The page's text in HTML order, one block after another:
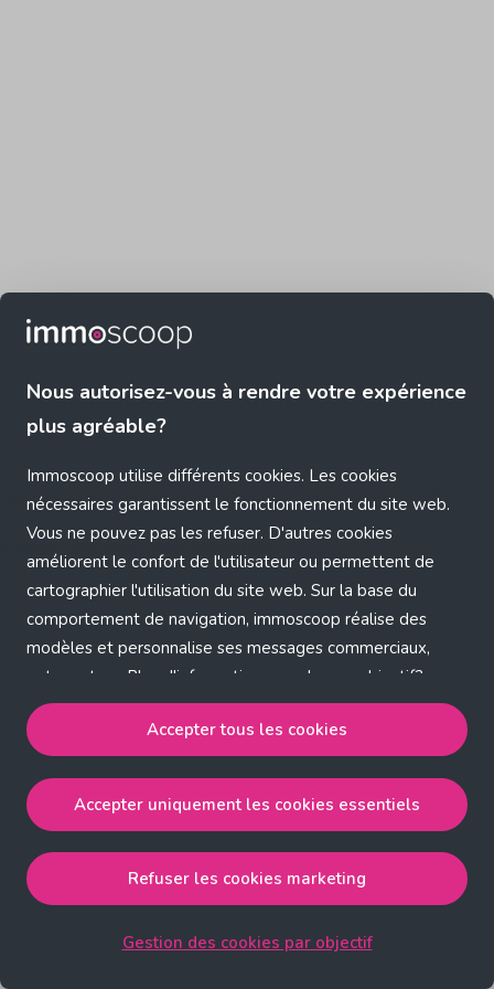
Nous autorisez-vous à rendre votre expérience
plus agréable?
Immoscoop utilise différents cookies. Les cookies
nécessaires garantissent le fonctionnement du site web.
Vous ne pouvez pas les refuser. D'autres cookies
améliorent le confort de l'utilisateur ou permettent de
cartographier l'utilisation du site web. Sur la base du
comportement de navigation, immoscoop réalise des
modèles et personnalise ses messages commerciaux,
entre autres. Plus d'informations sur chaque objectif?
Cliquez sur 'Gestion des cookies par objectif'.
Notre politique de cookies
Accepter tous les cookies
strictement nécessaires, performance, fonctionnalité et
publicité ciblée.
Accepter uniquement les cookies essentielsaccepte
les cookies strictement nécessaires.
Accepter tous les cookies
Accepter uniquement les cookies essentiels
Refuser les cookies marketing
Gestion des cookies par objectif
Application error: a client-side exception has occurred (see the
browser console for more information)